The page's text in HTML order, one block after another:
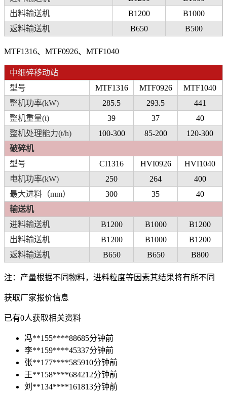
出料输送机
B1200
B1000
返料输送机
B650 B500
MTF1316、MTF0926、MTF1040
中细碎移动站
型号
MTF1316 MTF0926
MTF1040
整机功率(kW)
285.5 293.5
441
整机重量(t)
39 37
40
整机处理能力(t/h)
100-300 85-200
120-300
破碎机
型号
CI1316 HVI0926
HVI1040
电机功率(kW)
250 264
400
最大进料（mm）
300 35
40
输送机
进料输送机
B1200 B1000
B1200
出料输送机
B1200 B1000
B1200
返料输送机
B650 B650 B800
注：产量根据不同物料，进料粒度等因素其结果将有所不同
获取厂家报价信息
已有0人获取相关资料
冯**155****88685分钟前
李**159****45337分钟前
张**177****585910分钟前
王**158****684212分钟前
刘**134****161813分钟前